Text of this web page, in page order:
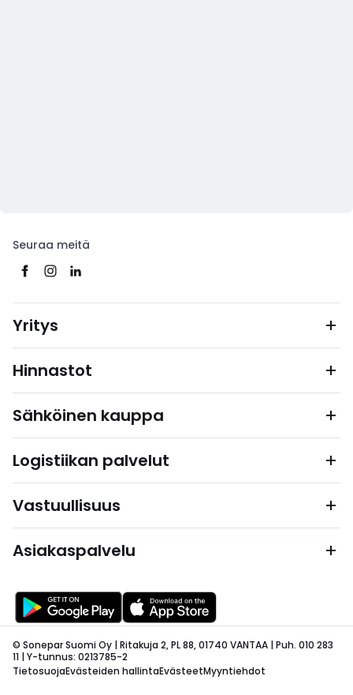
Seuraa meitä
Yritys
Hinnastot
Sähköinen kauppa
Logistiikan palvelut
Vastuullisuus
Asiakaspalvelu
© Sonepar Suomi Oy | Ritakuja 2, PL 88, 01740 VANTAA | Puh. 010 283
11 | Y-tunnus: 0213785-2
TietosuojaEvästeiden hallintaEvästeetMyyntiehdot